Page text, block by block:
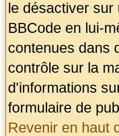
le désactiver
BBCode en lui-
contenues dans
contrôle sur la
d'informations
formulaire de
Revenir en haut